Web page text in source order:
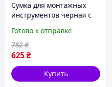
Сумка для монтажных
инструментов черная с
impulse
Готово к отправке
625₴
782 ₴
Купить